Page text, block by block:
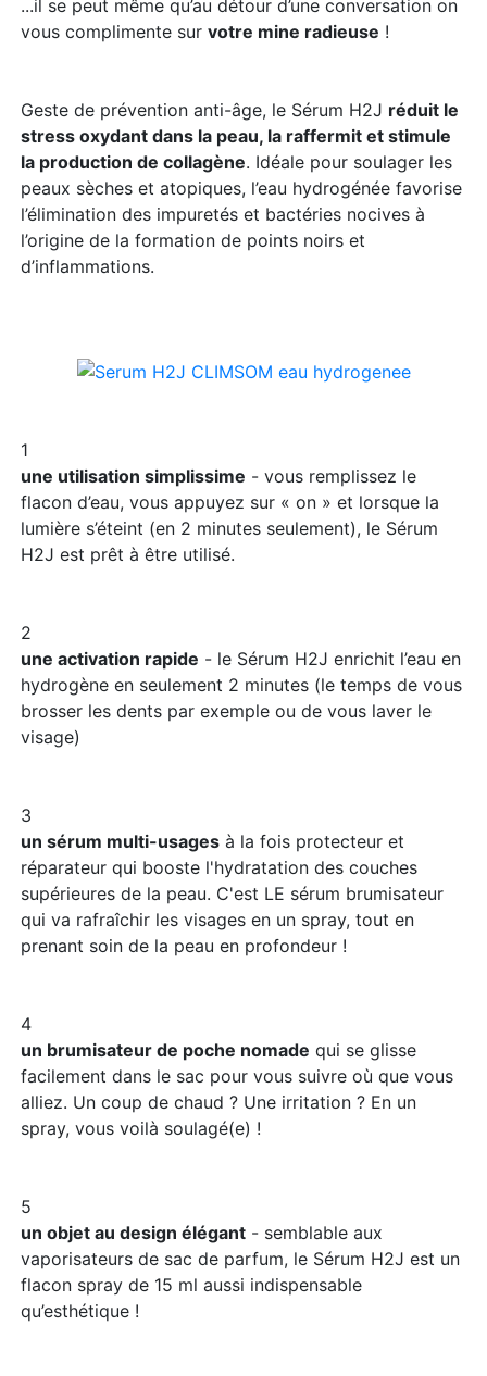
...il se peut même qu’au détour d’une conversation on
vous complimente sur votre mine radieuse !
Geste de prévention anti-âge, le Sérum H2J réduit le
stress oxydant dans la peau, la raffermit et stimule
la production de collagène. Idéale pour soulager les
peaux sèches et atopiques, l’eau hydrogénée favorise
l’élimination des impuretés et bactéries nocives à
l’origine de la formation de points noirs et
d’inflammations.
1
une utilisation simplissime - vous remplissez le
flacon d’eau, vous appuyez sur « on » et lorsque la
lumière s’éteint (en 2 minutes seulement), le Sérum
H2J est prêt à être utilisé.
2
une activation rapide - le Sérum H2J enrichit l’eau en
hydrogène en seulement 2 minutes (le temps de vous
brosser les dents par exemple ou de vous laver le
visage)
3
un sérum multi-usages à la fois protecteur et
réparateur qui booste l'hydratation des couches
supérieures de la peau. C'est LE sérum brumisateur
qui va rafraîchir les visages en un spray, tout en
prenant soin de la peau en profondeur !
4
un brumisateur de poche nomade qui se glisse
facilement dans le sac pour vous suivre où que vous
alliez. Un coup de chaud ? Une irritation ? En un
spray, vous voilà soulagé(e) !
5
un objet au design élégant - semblable aux
vaporisateurs de sac de parfum, le Sérum H2J est un
flacon spray de 15 ml aussi indispensable
qu’esthétique !